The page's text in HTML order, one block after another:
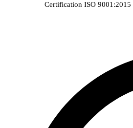
Certification ISO 9001:2015